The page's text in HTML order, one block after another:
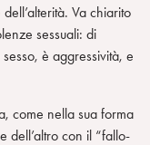
Va chiarito
sessuali: di
è aggressività, e
come nella sua forma
dell’altro con il “fallo-